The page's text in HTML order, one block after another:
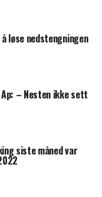
løse nedstengningen
– Nesten ikke sett
siste måned var